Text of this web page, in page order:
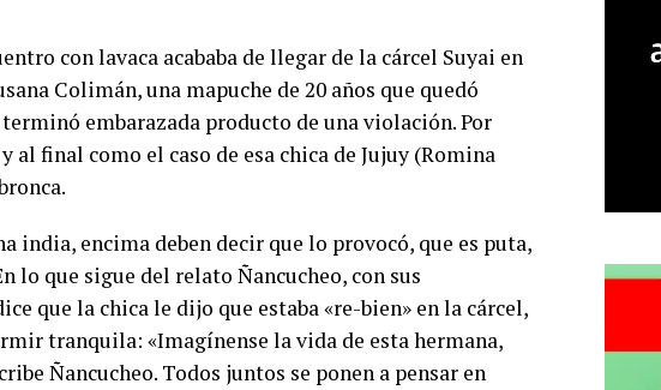
con lavaca acababa de llegar de la cárcel Suyai en
Colimán, una mapuche de 20 años que quedó
embarazada producto de una violación. Por
al final como el caso de esa chica de Jujuy (Romina
india, encima deben decir que lo provocó, que es puta,
lo que sigue del relato Ñancucheo, con sus
que la chica le dijo que estaba «re-bien» en la cárcel,
tranquila: «Imagínense la vida de esta hermana,
Ñancucheo. Todos juntos se ponen a pensar en